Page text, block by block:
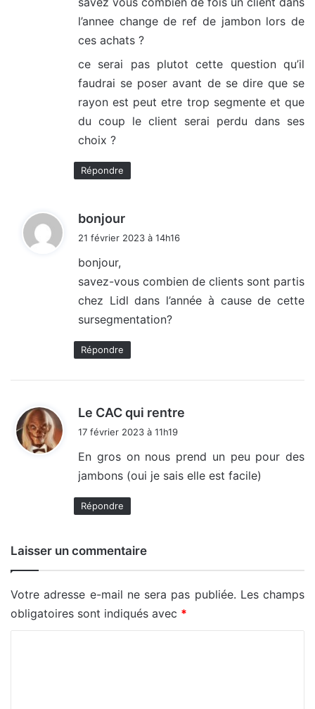
l’annee change de ref de jambon lors de
ces achats ?
ce serai pas plutot cette question qu’il
faudrai se poser avant de se dire que se
rayon est peut etre trop segmente et que
du coup le client serai perdu dans ses
choix ?
Répondre
bonjour
:
21 février 2023 à 14h16
bonjour,
savez-vous combien de clients sont partis
chez Lidl dans l’année à cause de cette
sursegmentation?
Répondre
Le CAC qui rentre
:
17 février 2023 à 11h19
En gros on nous prend un peu pour des
jambons (oui je sais elle est facile)
Répondre
Laisser un commentaire
Votre adresse e-mail ne sera pas publiée. Les champs
obligatoires sont indiqués avec *